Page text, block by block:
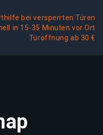
bei versperrten Türen
in 15-35 Minuten vor Ort
Türöffnung ab 30 €